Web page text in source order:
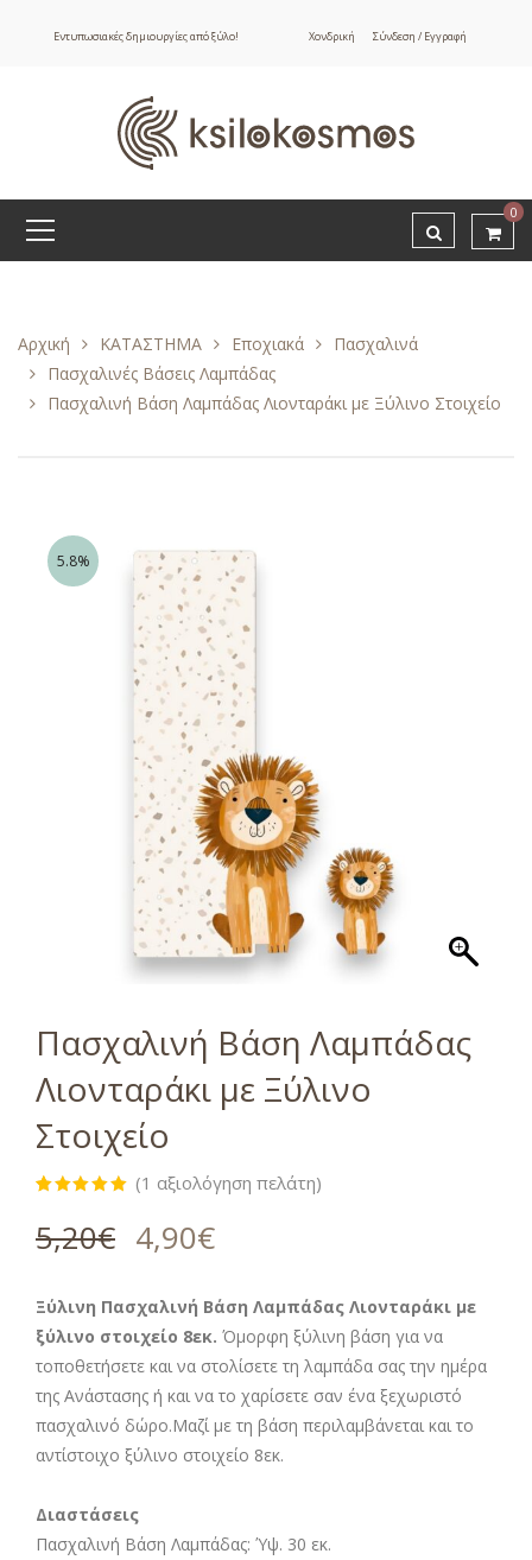
Εντυπωσιακές δημιουργίες από ξύλο! Χονδρική Σύνδεση / Εγγραφή
0
Αρχική ΚΑΤΑΣΤΗΜΑ Εποχιακά
Πασχαλινά
Πασχαλινές Βάσεις Λαμπάδας
Πασχαλινή Βάση Λαμπάδας Λιονταράκι με Ξύλινο Στοιχείο
5.8%
Πασχαλινή Βάση Λαμπάδας
Λιονταράκι με Ξύλινο
Στοιχείο
από 5 με
βάση
(1 αξιολόγηση πελάτη)
5,20€ 4,90€
Ξύλινη Πασχαλινή Βάση Λαμπάδας Λιονταράκι με
ξύλινο στοιχείο 8εκ. Όμορφη ξύλινη βάση για να
τοποθετήσετε και να στολίσετε τη λαμπάδα σας την ημέρα
της Ανάστασης ή και να το χαρίσετε σαν ένα ξεχωριστό
πασχαλινό δώρο.Μαζί με τη βάση περιλαμβάνεται και το
αντίστοιχο ξύλινο στοιχείο 8εκ.
Διαστάσεις
Πασχαλινή Βάση Λαμπάδας: Ύψ. 30 εκ.